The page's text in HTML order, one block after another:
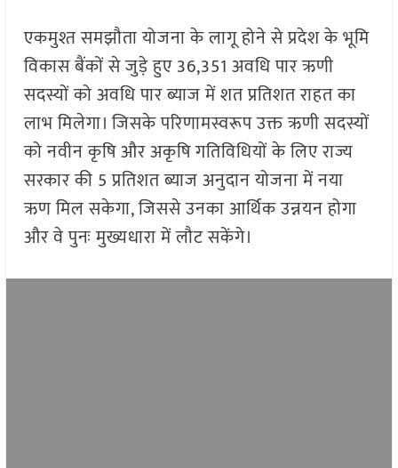
एकमुश्त समझौता योजना के लागू होने से प्रदेश के भूमि
विकास बैंकों से जुड़े हुए 36,351 अवधि पार ऋणी
सदस्यों को अवधि पार ब्याज में शत प्रतिशत राहत का
लाभ मिलेगा। जिसके परिणामस्वरूप उक्त ऋणी सदस्यों
को नवीन कृषि और अकृषि गतिविधियों के लिए राज्य
सरकार की 5 प्रतिशत ब्याज अनुदान योजना में नया
ऋण मिल सकेगा, जिससे उनका आर्थिक उन्नयन होगा
और वे पुनः मुख्यधारा में लौट सकेंगे।